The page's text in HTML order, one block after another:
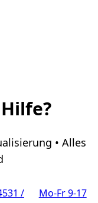
• Alles
/
Mo-Fr 9-17